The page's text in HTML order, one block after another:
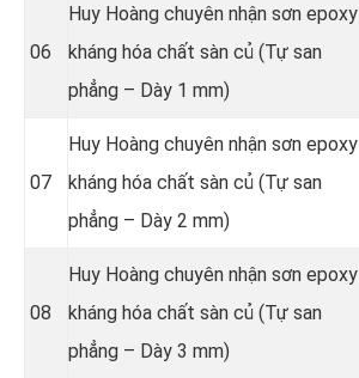
06
Huy Hoàng chuyên nhận sơn epoxy
kháng hóa chất sàn củ (Tự san
phẳng – Dày 1 mm)
07
Huy Hoàng chuyên nhận sơn epoxy
kháng hóa chất sàn củ (Tự san
phẳng – Dày 2 mm)
08
Huy Hoàng chuyên nhận sơn epoxy
kháng hóa chất sàn củ (Tự san
phẳng – Dày 3 mm)